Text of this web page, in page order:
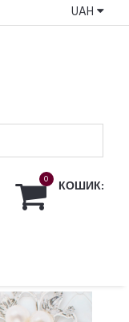
UAH
0 КОШИК: